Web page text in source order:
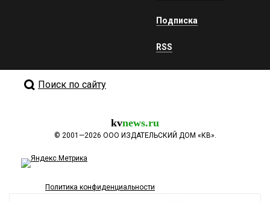
Подписка
RSS
Поиск по сайту
kvnews.ru
© 2001—2026 ООО ИЗДАТЕЛЬСКИЙ ДОМ «КВ».
Политика конфиденциальности